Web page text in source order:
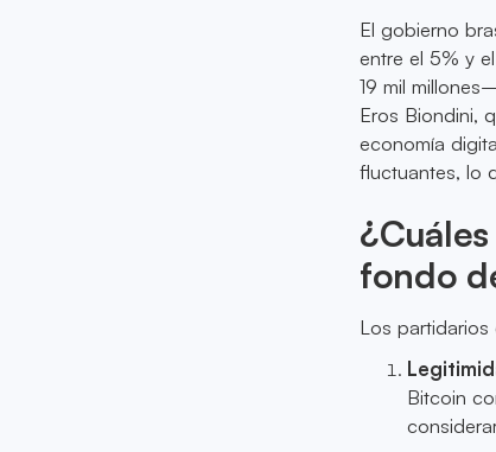
El gobierno
entre el 5% y
19 mil
Eros Biondini,
economía
fluctuantes, lo
fondo
Los
Bitcoin